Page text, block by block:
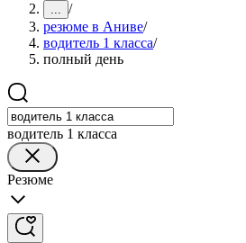
... /
резюме в Аниве/
водитель 1 класса/
полный день
водитель 1 класса
Резюме